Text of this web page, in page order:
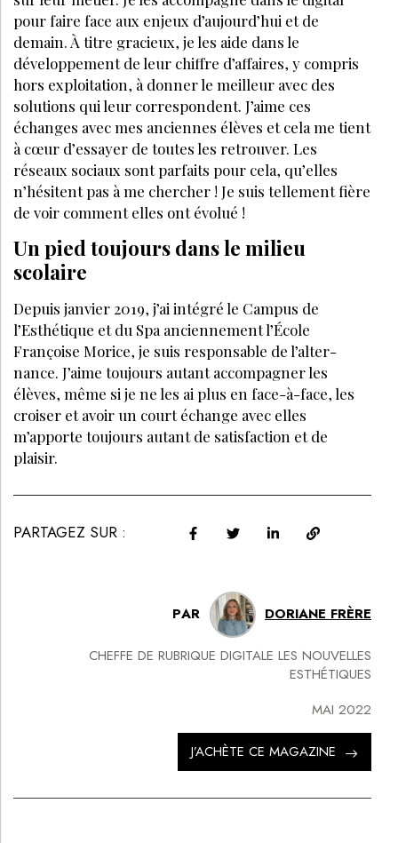
pour faire face aux enjeux d’aujourd’hui et de
demain. À titre gracieux, je les aide dans le
développement de leur chiffre d’affaires, y compris
hors exploitation, à donner le meilleur avec des
solutions qui leur correspondent. J’aime ces
échanges avec mes anciennes élèves et cela me tient
à cœur d’essayer de toutes les retrouver. Les
réseaux sociaux sont parfaits pour cela, qu’elles
n’hésitent pas à me chercher ! Je suis tellement fière
de voir comment elles ont évolué !
Un pied toujours dans le milieu
scolaire
Depuis janvier 2019, j’ai intégré le Campus de
l’Esthétique et du Spa anciennement l’École
Françoise Morice, je suis responsable de l’alter-
nance. J’aime toujours autant accompagner les
élèves, même si je ne les ai plus en face-à-face, les
croiser et avoir un court échange avec elles
m’apporte toujours autant de satisfaction et de
plaisir.
PARTAGEZ SUR :
PAR DORIANE FRÈRE
CHEFFE DE RUBRIQUE DIGITALE LES NOUVELLES
ESTHÉTIQUES
MAI 2022
J’ACHÈTE CE MAGAZINE